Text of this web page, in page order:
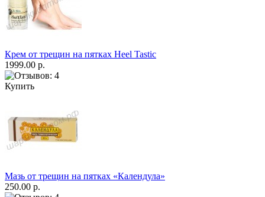
Крем от трещин на пятках Heel Tastic
1999.00 р.
Купить
Мазь от трещин на пятках «Календула»
250.00 р.